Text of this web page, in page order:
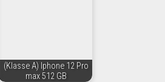
(Klasse A) Iphone 12 Pro
max 512 GB